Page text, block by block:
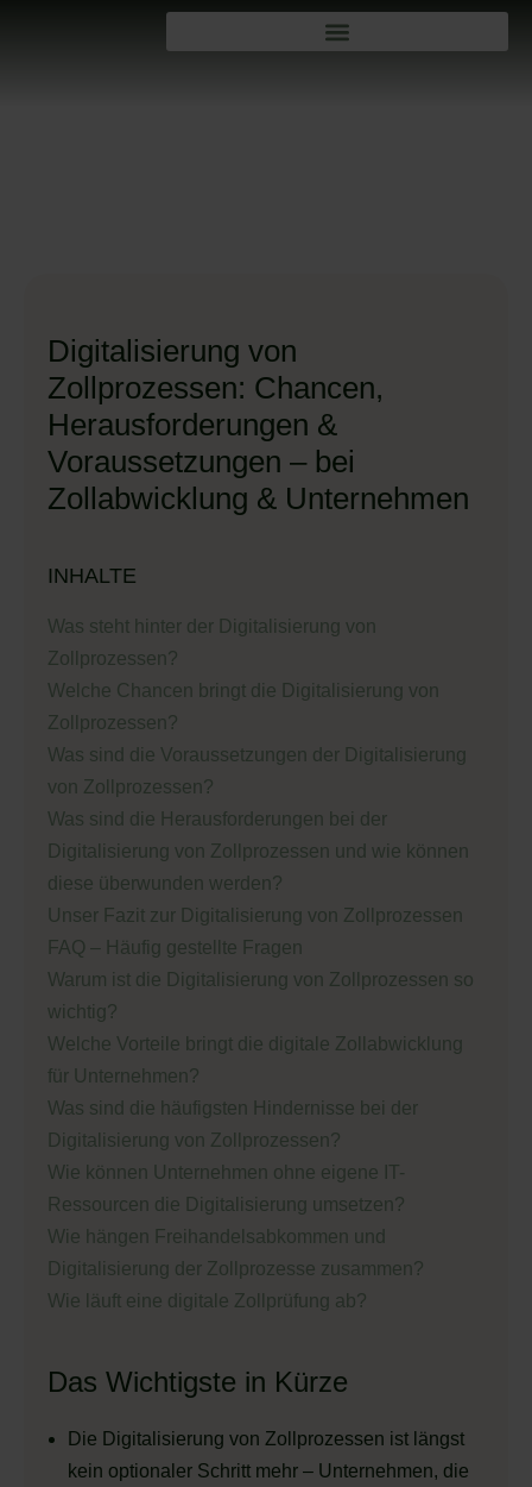
Digitalisierung von
Zollprozessen: Chancen,
Herausforderungen &
Voraussetzungen – bei
Zollabwicklung & Unternehmen
INHALTE
Was steht hinter der Digitalisierung von
Zollprozessen?
Welche Chancen bringt die Digitalisierung von
Zollprozessen?
Was sind die Voraussetzungen der Digitalisierung
von Zollprozessen?
Was sind die Herausforderungen bei der
Digitalisierung von Zollprozessen und wie können
diese überwunden werden?
Unser Fazit zur Digitalisierung von Zollprozessen
FAQ – Häufig gestellte Fragen
Warum ist die Digitalisierung von Zollprozessen so
wichtig?
Welche Vorteile bringt die digitale Zollabwicklung
für Unternehmen?
Was sind die häufigsten Hindernisse bei der
Digitalisierung von Zollprozessen?
Wie können Unternehmen ohne eigene IT-
Ressourcen die Digitalisierung umsetzen?
Wie hängen Freihandelsabkommen und
Digitalisierung der Zollprozesse zusammen?
Wie läuft eine digitale Zollprüfung ab?
Das Wichtigste in Kürze
Die Digitalisierung von Zollprozessen ist längst
kein optionaler Schritt mehr – Unternehmen, die